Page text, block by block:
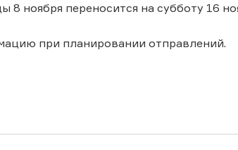
ноября переносится на субботу 16
при планировании отправлений.